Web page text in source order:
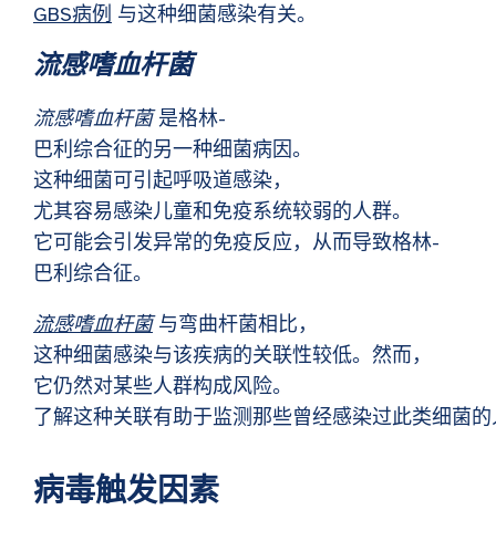
GBS病例 与这种细菌感染有关。
流感嗜血杆菌
流感嗜血杆菌是格林-
巴利综合征的另一种细菌病因。
这种细菌可引起呼吸道感染，
尤其容易感染儿童和免疫系统较弱的人群。
它可能会引发异常的免疫反应，从而导致格林-
巴利综合征。
流感嗜血杆菌与弯曲杆菌相比，
这种细菌感染与该疾病的关联性较低。然而，
它仍然对某些人群构成风险。
了解这种关联有助于监测那些曾经感染过此类细菌的
病毒触发因素